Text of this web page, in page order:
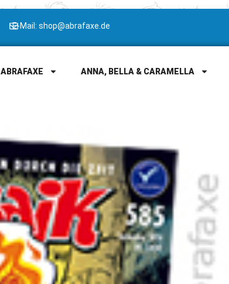
E-Mail: shop@abrafaxe.de
ABRAFAXE ANNA, BELLA & CARAMELLA